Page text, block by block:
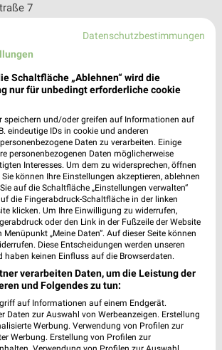
❯
7
40
Lohne
09:00 - 13:00 Uhr |
Geschlossen
km • Angebote: 2 Prospekte
Saturn Bremen-Habenhausen
13
Bremen-Habenhausen
10:00 - 19:00 Uhr | Geschlossen
km • Angebote: 1 Prospekt
Datenschutzbestimmungen
Schaltfläche „Ablehnen“ wird die
nur für unbedingt erforderliche cookie
speichern und/oder greifen auf Informationen auf
eindeutige IDs in cookie und anderen
Daten zu verarbeiten. Einige
personenbezogenen Daten möglicherweise
Interesses. Um dem zu widersprechen, öffnen
Sie können Ihre Einstellungen akzeptieren, ablehnen
auf die Schaltfläche „Einstellungen verwalten“
die Fingerabdruck-Schaltfläche in der linken
klicken. Um Ihre Einwilligung zu widerrufen,
oder den Link in der Fußzeile der Website
„Meine Daten“. Auf dieser Seite können
Diese Entscheidungen werden unseren
keinen Einfluss auf die Browserdaten.
verarbeiten Daten, um die Leistung der
und Folgendes zu tun:
auf Informationen auf einem Endgerät.
Daten zur Auswahl von Werbeanzeigen. Erstellung
Werbung. Verwendung von Profilen zur
Werbung. Erstellung von Profilen zur